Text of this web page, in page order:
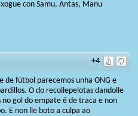
con Samu, Antas, Manu
+4
de fútbol parecemos unha ONG e
O do recollepelotas dandolle
gol do empate é de traca e non
E non lle boto a culpa ao